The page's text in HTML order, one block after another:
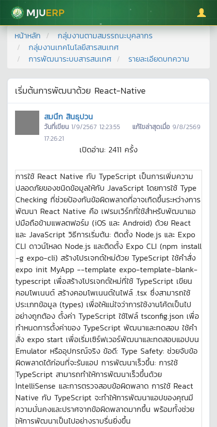
มหาวิทยาลัยแม่โจ้
หน้าหลัก
กลุ่มงานตามสมรรถนะบุคลากร
กลุ่มงานเทคโนโลยีสารสนเทศ
การพัฒนาระบบสารสนเทศ
รายละเอียดบทความ
เริ่มต้นการพัฒนาด้วย React-Native
สมนึก สินธุปวน
วันที่เขียน 1/9/2567 12:23:55 แก้ไขล่าสุดเมื่อ 9/8/2569
17:26:21
เปิดอ่าน: 2411 ครั้ง
การใช้ React Native กับ TypeScript เป็นการเพิ่มความ
ปลอดภัยของชนิดข้อมูลให้กับ JavaScript โดยการใช้ Type
Checking ที่ช่วยป้องกันข้อผิดพลาดที่อาจเกิดขึ้นระหว่างการ
พัฒนา React Native คือ เฟรมเวิร์กที่ใช้สำหรับพัฒนาแอ
ปมือถือข้ามแพลตฟอร์ม (iOS และ Android) ด้วย React
และ JavaScript วิธีการเริ่มต้น: ติดตั้ง Node.js และ Expo
CLI ดาวน์โหลด Node.js และติดตั้ง Expo CLI (npm install
-g expo-cli) สร้างโปรเจกต์ใหม่ด้วย TypeScript ใช้คำสั่ง
expo init MyApp --template expo-template-blank-
typescript เพื่อสร้างโปรเจกต์ใหม่ที่ใช้ TypeScript เขียน
คอมโพเนนต์ สร้างคอมโพเนนต์ในไฟล์ .tsx ซึ่งสามารถใช้
ประเภทข้อมูล (types) เพื่อให้แน่ใจว่าการใช้งานโค้ดเป็นไป
อย่างถูกต้อง ตั้งค่า TypeScript ใช้ไฟล์ tsconfig.json เพื่อ
กำหนดการตั้งค่าของ TypeScript พัฒนาและทดสอบ ใช้คำ
สั่ง expo start เพื่อเริ่มเซิร์ฟเวอร์พัฒนาและทดสอบแอปบน
Emulator หรืออุปกรณ์จริง ข้อดี: Type Safety: ช่วยจับข้อ
ผิดพลาดได้ก่อนที่จะรันแอป การพัฒนาเร็วขึ้น: การใช้
TypeScript สามารถทำให้การพัฒนาเร็วขึ้นด้วย
IntelliSense และการตรวจสอบข้อผิดพลาด การใช้ React
Native กับ TypeScript จะทำให้การพัฒนาแอปของคุณมี
ความมั่นคงและปราศจากข้อผิดพลาดมากขึ้น พร้อมทั้งช่วย
ให้การพัฒนาเป็นไปอย่างราบรื่นยิ่งขึ้น